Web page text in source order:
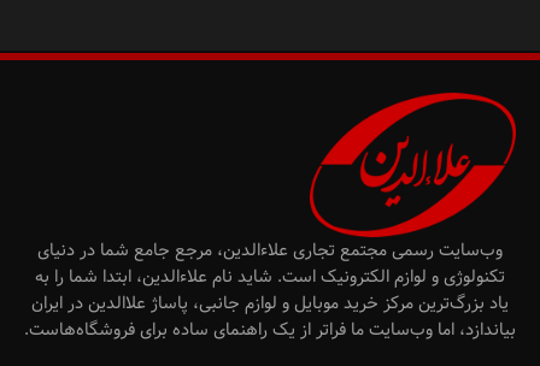
وب‌سایت رسمی مجتمع تجاری علاءالدین، مرجع جامع شما در دنیای
تکنولوژی و لوازم الکترونیک است. شاید نام علاءالدین، ابتدا شما را به
یاد بزرگ‌ترین مرکز خرید موبایل و لوازم جانبی، پاساژ علاالدین در ایران
بیاندازد، اما وب‌سایت ما فراتر از یک راهنمای ساده برای فروشگاه‌هاست.